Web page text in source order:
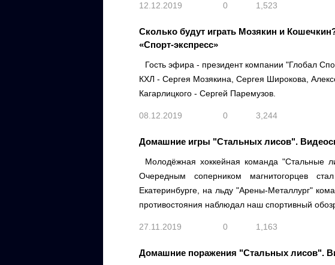
12.12.2019 0 1,523
Сколько будут играть Мозякин и
«Спорт-экспресс»
Гость эфира - президент компании "Глобал
КХЛ - Сергея Мозякина, Сергея Широкова,
Кагарлицкого - Сергей Паремузов.
08.12.2019 0 3,244
Домашние игры "Стальных лисов".
Молодёжная хоккейная команда "Стальные
Очередным соперником магнитогорцев
Екатеринбурге, на льду "Арены-Металлург"
противостояния наблюдал наш спортивный
27.11.2019 0 1,163
Домашние поражения "Стальных лисов".